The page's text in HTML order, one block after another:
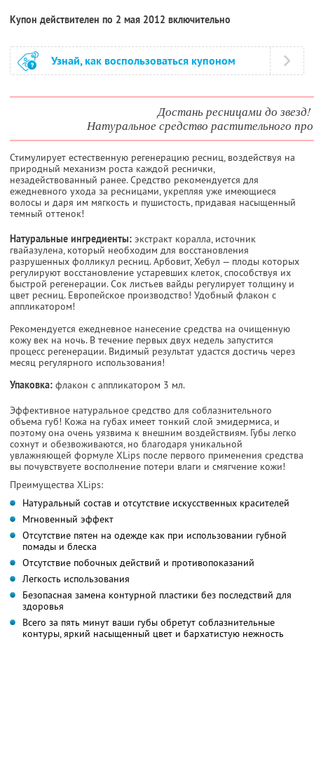
Купон действителен по 2 мая 2012 включительно
Узнай, как воспользоваться купоном
Достань ресницами до звезд!
Натуральное средство растительного
Стимулирует естественную регенерацию ресниц, воздействуя на
природный механизм роста каждой реснички,
незадействованный ранее. Средство рекомендуется для
ежедневного ухода за ресницами, укрепляя уже имеющиеся
волосы и даря им мягкость и пушистость, придавая насыщенный
темный оттенок!
Натуральные ингредиенты: экстракт коралла, источник
гвайазулена, который необходим для восстановления
разрушенных фолликул ресниц. Арбовит, Хебул — плоды которых
регулируют восстановление устаревших клеток, способствуя их
быстрой регенерации. Сок листьев вайды регулирует толщину и
цвет ресниц. Европейское производство! Удобный флакон с
аппликатором!
Рекомендуется ежедневное нанесение средства на очищенную
кожу век на ночь. В течение первых двух недель запустится
процесс регенерации. Видимый результат удастся достичь через
месяц регулярного использования!
Упаковка: флакон с аппликатором 3 мл.
Эффективное натуральное средство для соблазнительного
объема губ! Кожа на губах имеет тонкий слой эмидермиса, и
поэтому она очень уязвима к внешним воздействиям. Губы легко
сохнут и обезвоживаются, но благодаря уникальной
увлажняющей формуле XLips после первого применения средства
вы почувствуете восполнение потери влаги и смягчение кожи!
Преимущества XLips:
Натуральный состав и отсутствие искусственных красителей
Мгновенный эффект
Отсутствие пятен на одежде как при использовании губной
помады и блеска
Отсутствие побочных действий и противопоказаний
Легкость использования
Безопасная замена контурной пластики без последствий для
здоровья
Всего за пять минут ваши губы обретут соблазнительные
контуры, яркий насыщенный цвет и бархатистую нежность